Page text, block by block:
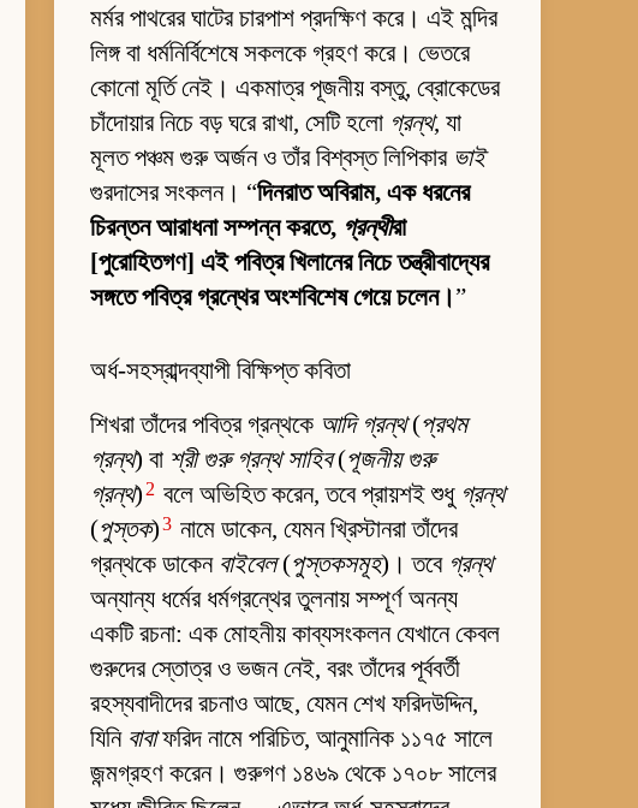
মর্মর পাথরের ঘাটের চারপাশ প্রদক্ষিণ করে। এই মন্দির
লিঙ্গ বা ধর্মনির্বিশেষে সকলকে গ্রহণ করে। ভেতরে
কোনো মূর্তি নেই। একমাত্র পূজনীয় বস্তু, ব্রোকেডের
চাঁদোয়ার নিচে বড় ঘরে রাখা, সেটি হলো গ্রন্থ, যা
মূলত পঞ্চম গুরু অর্জন ও তাঁর বিশ্বস্ত লিপিকার ভাই
গুরদাসের সংকলন। “দিনরাত অবিরাম, এক ধরনের
চিরন্তন আরাধনা সম্পন্ন করতে, গ্রন্থীরা
[পুরোহিতগণ] এই পবিত্র খিলানের নিচে তন্ত্রীবাদ্যের
সঙ্গতে পবিত্র গ্রন্থের অংশবিশেষ গেয়ে চলেন।”
অর্ধ-সহস্রাব্দব্যাপী বিক্ষিপ্ত কবিতা
শিখরা তাঁদের পবিত্র গ্রন্থকে আদি গ্রন্থ(প্রথম
গ্রন্থ) বা শ্রী গুরু গ্রন্থ সাহিব(পূজনীয় গুরু
গ্রন্থ) 2 বলে অভিহিত করেন, তবে প্রায়শই শুধু গ্রন্থ
(পুস্তক)3 নামে ডাকেন, যেমন খ্রিস্টানরা তাঁদের
গ্রন্থকে ডাকেন বাইবেল(পুস্তকসমূহ)। তবে গ্রন্থ
অন্যান্য ধর্মের ধর্মগ্রন্থের তুলনায় সম্পূর্ণ অনন্য
একটি রচনা: এক মোহনীয় কাব্যসংকলন যেখানে কেবল
গুরুদের স্তোত্র ও ভজন নেই, বরং তাঁদের পূর্ববর্তী
রহস্যবাদীদের রচনাও আছে, যেমন শেখ ফরিদউদ্দিন,
যিনি বাবাফরিদ নামে পরিচিত, আনুমানিক ১১৭৫ সালে
জন্মগ্রহণ করেন। গুরুগণ ১৪৬৯ থেকে ১৭০৮ সালের